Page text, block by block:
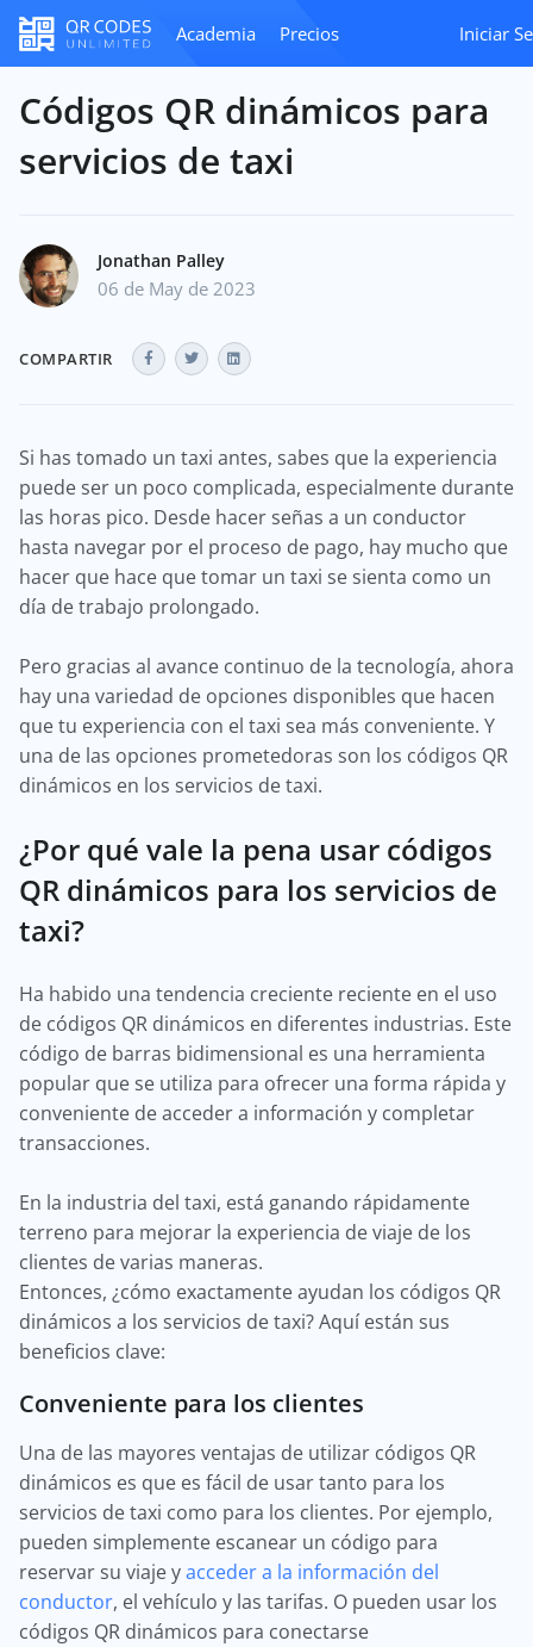
Academia Precios Iniciar
Códigos QR dinámicos para
servicios de taxi
Jonathan Palley
06 de May de 2023
COMPARTIR
Si has tomado un taxi antes, sabes que la experiencia
puede ser un poco complicada, especialmente durante
las horas pico. Desde hacer señas a un conductor
hasta navegar por el proceso de pago, hay mucho que
hacer que hace que tomar un taxi se sienta como un
día de trabajo prolongado.
Pero gracias al avance continuo de la tecnología, ahora
hay una variedad de opciones disponibles que hacen
que tu experiencia con el taxi sea más conveniente. Y
una de las opciones prometedoras son los códigos QR
dinámicos en los servicios de taxi.
¿Por qué vale la pena usar códigos
QR dinámicos para los servicios de
taxi?
Ha habido una tendencia creciente reciente en el uso
de códigos QR dinámicos en diferentes industrias. Este
código de barras bidimensional es una herramienta
popular que se utiliza para ofrecer una forma rápida y
conveniente de acceder a información y completar
transacciones.
En la industria del taxi, está ganando rápidamente
terreno para mejorar la experiencia de viaje de los
clientes de varias maneras.
Entonces, ¿cómo exactamente ayudan los códigos QR
dinámicos a los servicios de taxi? Aquí están sus
beneficios clave:
Conveniente para los clientes
Una de las mayores ventajas de utilizar códigos QR
dinámicos es que es fácil de usar tanto para los
servicios de taxi como para los clientes. Por ejemplo,
pueden simplemente escanear un código para
reservar su viaje yacceder a la información del
conductor, el vehículo y las tarifas. O pueden usar los
códigos QR dinámicos para conectarse